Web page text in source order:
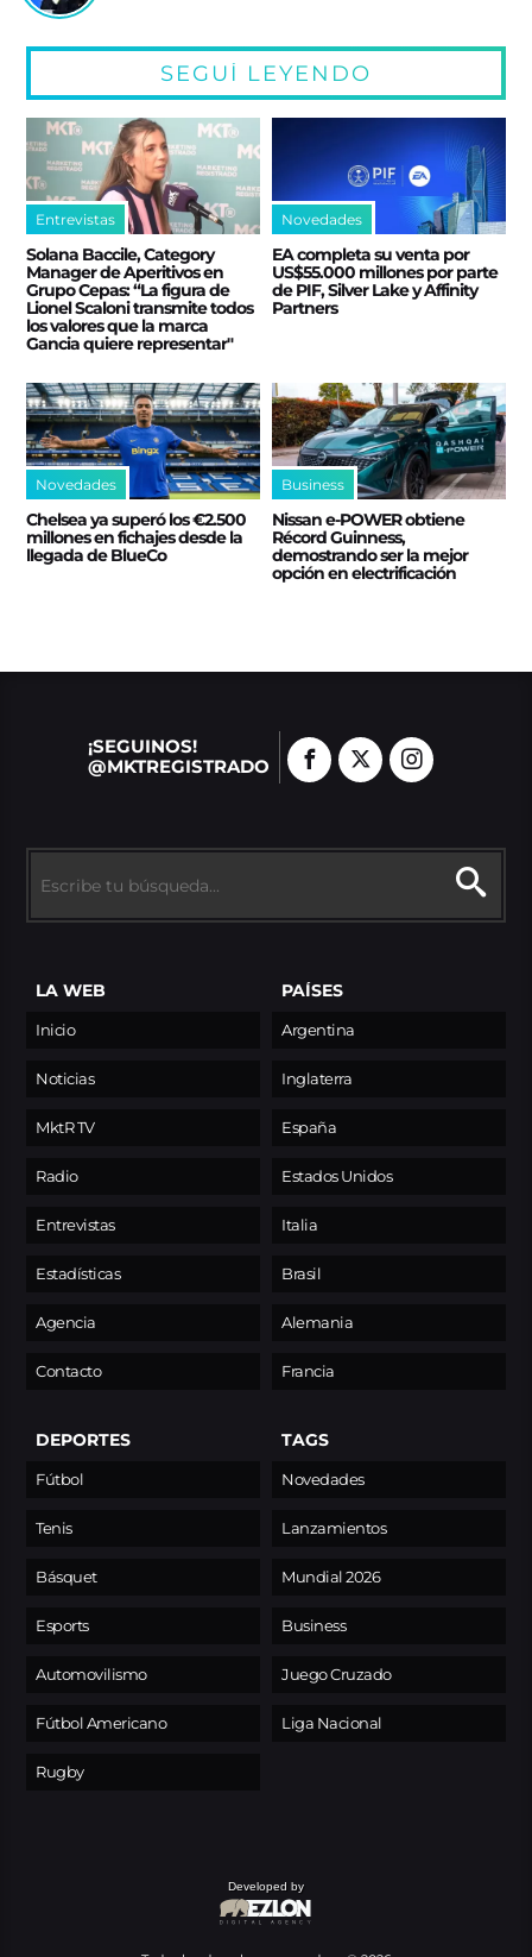
SEGUÍ LEYENDO
Entrevistas
Solana Baccile, Category
Manager de Aperitivos en
Grupo Cepas: “La figura de
Lionel Scaloni transmite todos
los valores que la marca
Gancia quiere representar"
Novedades
EA completa su venta por
US$55.000 millones por parte
de PIF, Silver Lake y Affinity
Partners
Novedades
Chelsea ya superó los €2.500
millones en fichajes desde la
llegada de BlueCo
Business
Nissan e‑POWER obtiene
Récord Guinness,
demostrando ser la mejor
opción en electrificación
¡SEGUINOS!
@MKTREGISTRADO
LA WEB
Inicio
Noticias
MktR TV
Radio
Entrevistas
Estadísticas
Agencia
Contacto
PAÍSES
Argentina
Inglaterra
España
Estados Unidos
Italia
Brasil
Alemania
Francia
DEPORTES
Fútbol
Tenis
Básquet
Esports
Automovilismo
Fútbol Americano
Rugby
TAGS
Novedades
Lanzamientos
Mundial 2026
Business
Juego Cruzado
Liga Nacional
Developed by